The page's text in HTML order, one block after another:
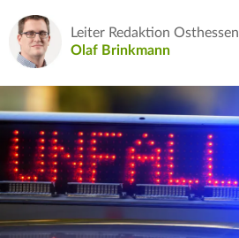
Leiter Redaktion Osthessen
Olaf Brinkmann